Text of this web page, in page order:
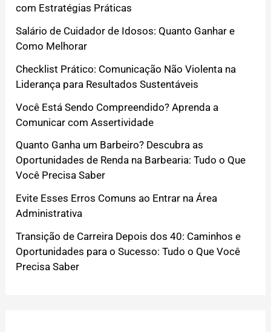
com Estratégias Práticas
Salário de Cuidador de Idosos: Quanto Ganhar e
Como Melhorar
Checklist Prático: Comunicação Não Violenta na
Liderança para Resultados Sustentáveis
Você Está Sendo Compreendido? Aprenda a
Comunicar com Assertividade
Quanto Ganha um Barbeiro? Descubra as
Oportunidades de Renda na Barbearia: Tudo o Que
Você Precisa Saber
Evite Esses Erros Comuns ao Entrar na Área
Administrativa
Transição de Carreira Depois dos 40: Caminhos e
Oportunidades para o Sucesso: Tudo o Que Você
Precisa Saber